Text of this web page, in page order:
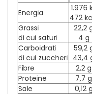
Energia
1.976
472
Grassi
di cui saturi
22,2
4 g
Carboidrati
di cui zuccheri
59,2
43,4
Fibre
2,2 g
Proteine
7,7 g
Sale
0,12 g